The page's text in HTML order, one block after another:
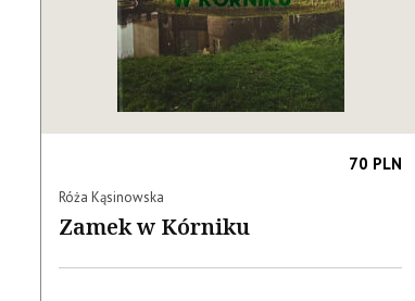
70 PLN
Róża Kąsinowska
Zamek w Kórniku